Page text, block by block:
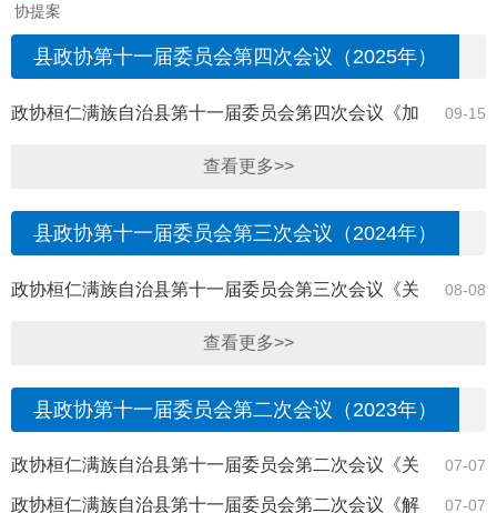
协提案
县政协第十一届委员会第四次会议（2025年）
09-15
政协桓仁满族自治县第十一届委员会第四次会议《加
查看更多>>
县政协第十一届委员会第三次会议（2024年）
08-08
政协桓仁满族自治县第十一届委员会第三次会议《关
查看更多>>
县政协第十一届委员会第二次会议（2023年）
07-07
政协桓仁满族自治县第十一届委员会第二次会议《关
于进一步加强古树名木保护力度的提案》（50... 07-07
政协桓仁满族自治县第十一届委员会第二次会议《解